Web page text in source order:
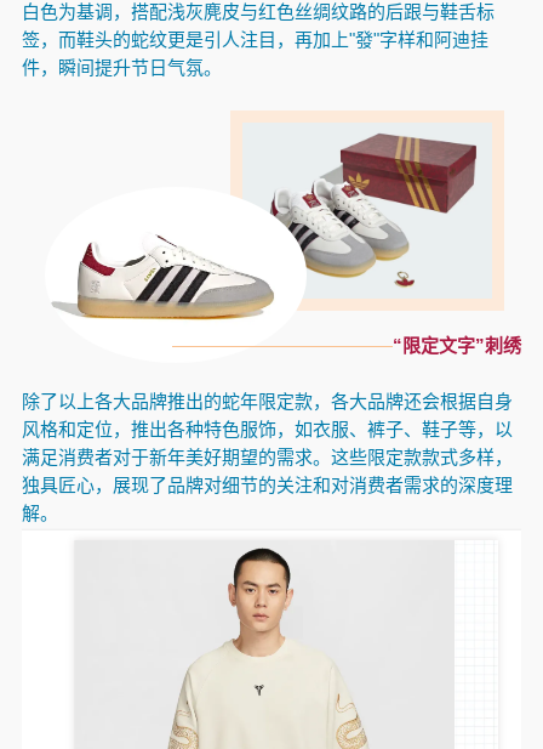
白色为基调，搭配浅灰麂皮与红色丝绸纹路的后跟与鞋舌标
签，而鞋头的蛇纹更是引人注目，再加上"發"字样和阿迪挂
件，瞬间提升节日气氛。
“限定文字”刺绣
除了以上各大品牌推出的蛇年限定款，各大品牌还会根据自身
风格和定位，推出各种特色服饰，如衣服、裤子、鞋子等，以
满足消费者对于新年美好期望的需求。这些限定款款式多样，
独具匠心，展现了品牌对细节的关注和对消费者需求的深度理
解。